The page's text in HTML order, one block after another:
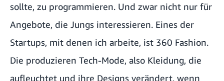
sollte, zu programmieren. Und zwar nicht nur für
Angebote, die Jungs interessieren. Eines der
Startups, mit denen ich arbeite, ist 360 Fashion.
Die produzieren Tech-Mode, also Kleidung, die
aufleuchtet und ihre Designs verändert, wenn